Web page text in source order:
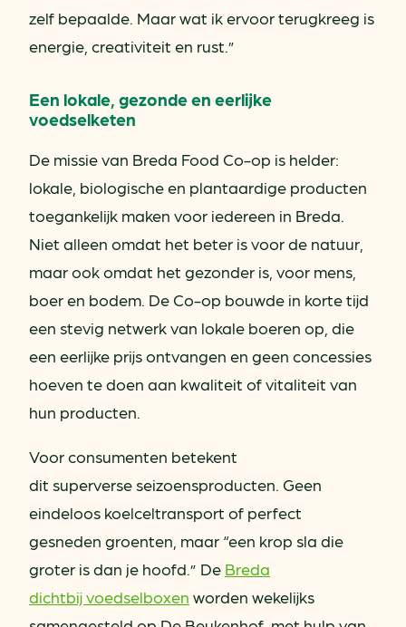
zelf bepaalde. Maar wat ik ervoor terugkreeg is
energie, creativiteit en rust.”
Een lokale, gezonde en eerlijke
voedselketen
De missie van Breda Food Co-op is helder:
lokale, biologische en plantaardige producten
toegankelijk maken voor iedereen in Breda.
Niet alleen omdat het beter is voor de natuur,
maar ook omdat het gezonder is, voor mens,
boer en bodem. De Co-op bouwde in korte tijd
een stevig netwerk van lokale boeren op, die
een eerlijke prijs ontvangen en geen concessies
hoeven te doen aan kwaliteit of vitaliteit van
hun producten.
Voor consumenten betekent
dit superverse seizoensproducten. Geen
eindeloos koelceltransport of perfect
gesneden groenten, maar “een krop sla die
groter is dan je hoofd.” De Breda
dichtbij voedselboxen worden wekelijks